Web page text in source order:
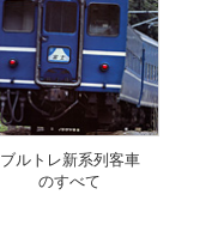
ブルトレ新系列客車
のすべて